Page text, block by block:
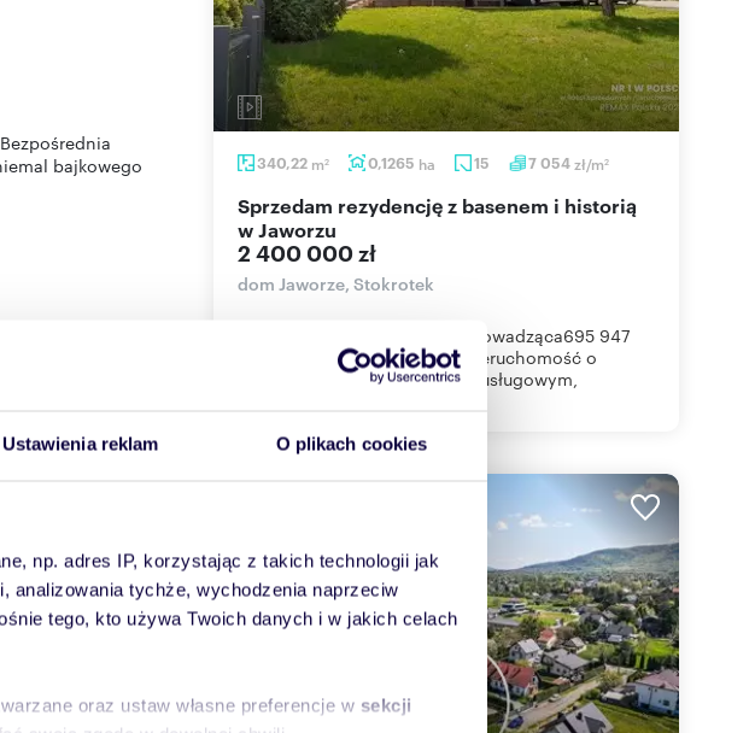
Ustawienia reklam O plikach cookies
np. adres IP, korzystając z takich technologii jak
analizowania tychże, wychodzenia naprzeciw
tego, kto używa Twoich danych i w jakich celach
oraz ustaw własne preferencje w sekcji
bajkowego
oraz umówienia
pomoc we
według
Cywilnego.
340,22 m2 0,1265 ha 15 7 054zł/m2
Sprzedam rezydencję z basenem i historią
w Jaworzu
2 400 000 zł
dom Jaworze, Stokrotek
KATARZYNA DZIUKAgentka prowadząca695 947
884Na sprzedaż wyjątkowa nieruchomość o
charakterze rezydencjonalno-usługowym,